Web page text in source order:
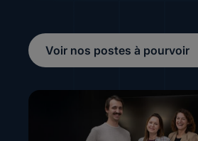
Voir nos postes à pourvoir